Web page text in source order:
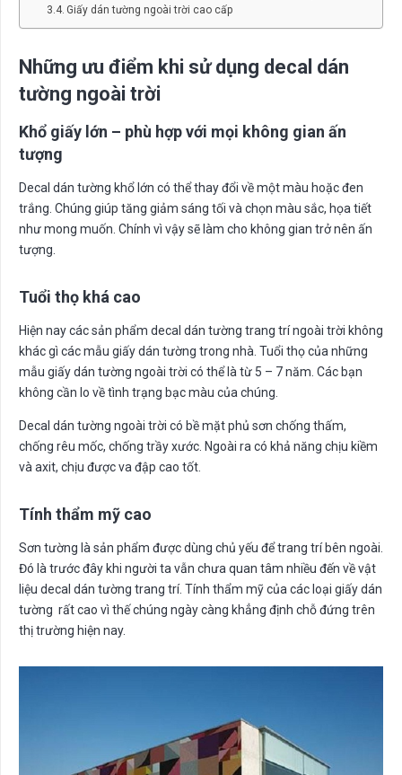
Giấy dán tường ngoài trời cao cấp
Những ưu điểm khi sử dụng decal dán
tường ngoài trời
Khổ giấy lớn – phù hợp với mọi không gian ấn
tượng
Decal dán tường khổ lớn có thể thay đổi về một màu hoặc đen
trắng. Chúng giúp tăng giảm sáng tối và chọn màu sắc, họa tiết
như mong muốn. Chính vì vậy sẽ làm cho không gian trở nên ấn
tượng.
Tuổi thọ khá cao
Hiện nay các sản phẩm decal dán tường trang trí ngoài trời không
khác gì các mẫu giấy dán tường trong nhà. Tuổi thọ của những
mẫu giấy dán tường ngoài trời có thể là từ 5 – 7 năm. Các bạn
không cần lo về tình trạng bạc màu của chúng.
Decal dán tường ngoài trời có bề mặt phủ sơn chống thấm,
chống rêu mốc, chống trầy xước. Ngoài ra có khả năng chịu kiềm
và axit, chịu được va đập cao tốt.
Tính thẩm mỹ cao
Sơn tường là sản phẩm được dùng chủ yếu để trang trí bên ngoài.
Đó là trước đây khi người ta vẫn chưa quan tâm nhiều đến về vật
liệu decal dán tường trang trí. Tính thẩm mỹ của các loại giấy dán
tường rất cao vì thế chúng ngày càng khẳng định chỗ đứng trên
thị trường hiện nay.